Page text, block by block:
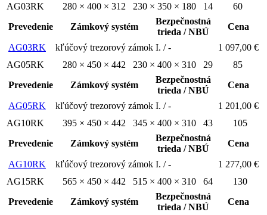
AG03RK
280 × 400 × 312 230 × 350 × 180 14
60
Prevedenie
Zámkový systém
Bezpečnostná
trieda / NBÚ
Cena
AG03RK kľúčový trezorový zámok I. / -
1 097,00 €
AG05RK
280 × 450 × 442 230 × 400 × 310 29
85
Prevedenie
Zámkový systém
Bezpečnostná
trieda / NBÚ
Cena
AG05RK kľúčový trezorový zámok I. / -
1 201,00 €
AG10RK
395 × 450 × 442 345 × 400 × 310 43
105
Prevedenie
Zámkový systém
Bezpečnostná
trieda / NBÚ
Cena
AG10RK kľúčový trezorový zámok I. / -
1 277,00 €
AG15RK
565 × 450 × 442 515 × 400 × 310 64
130
Prevedenie
Zámkový systém
Bezpečnostná
trieda / NBÚ
Cena